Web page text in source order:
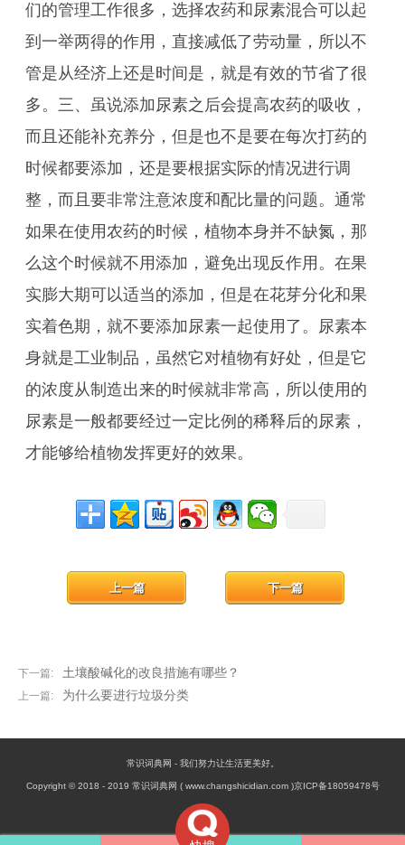
们的管理工作很多，选择农药和尿素混合可以起
到一举两得的作用，直接减低了劳动量，所以不
管是从经济上还是时间是，就是有效的节省了很
多。三、虽说添加尿素之后会提高农药的吸收，
而且还能补充养分，但是也不是要在每次打药的
时候都要添加，还是要根据实际的情况进行调
整，而且要非常注意浓度和配比量的问题。通常
如果在使用农药的时候，植物本身并不缺氮，那
么这个时候就不用添加，避免出现反作用。在果
实膨大期可以适当的添加，但是在花芽分化和果
实着色期，就不要添加尿素一起使用了。尿素本
身就是工业制品，虽然它对植物有好处，但是它
的浓度从制造出来的时候就非常高，所以使用的
尿素是一般都要经过一定比例的稀释后的尿素，
才能够给植物发挥更好的效果。
下一篇: 土壤酸碱化的改良措施有哪些？
下一篇
上一篇: 为什么要进行垃圾分类
上一篇
常识词典网 - 我们努力让生活更美好。
Copyright © 2018 - 2019 常识词典网 ( www.changshicidian.com )京ICP备18059478号